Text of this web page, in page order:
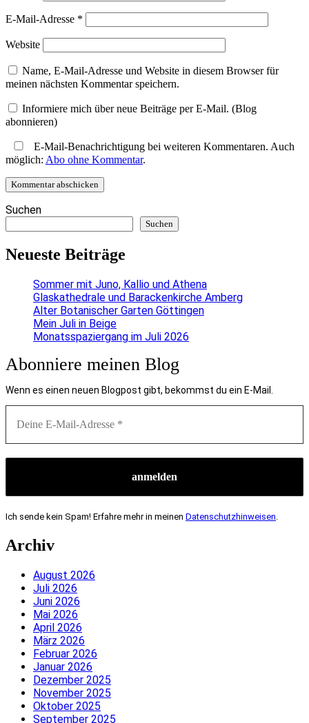
E-Mail-Adresse *
Website
Name, E-Mail-Adresse und Website in diesem Browser für
meinen nächsten Kommentar speichern.
Informiere mich über neue Beiträge per E-Mail. (Blog
abonnieren)
E-Mail-Benachrichtigung bei weiteren Kommentaren. Auch
möglich: Abo ohne Kommentar.
Suchen
Suchen
Neueste Beiträge
Sommer mit Juno, Kallio und Athena
Glaskathedrale und Barackenkirche Amberg
Alter Botanischer Garten Göttingen
Mein Juli in Beige
Monatsspaziergang im Juli 2026
Abonniere meinen Blog
Wenn es einen neuen Blogpost gibt, bekommst du ein E-Mail.
Ich sende kein Spam! Erfahre mehr in meinen Datenschutzhinweisen
Archiv
August 2026
Juli 2026
Juni 2026
Mai 2026
April 2026
März 2026
Februar 2026
Januar 2026
Dezember 2025
November 2025
Oktober 2025
September 2025